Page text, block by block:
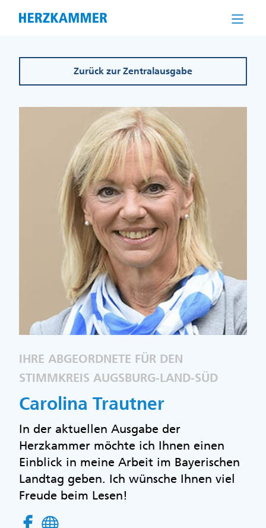
Zurück zur Zentralausgabe
IHRE ABGEORDNETE FÜR DEN
STIMMKREIS AUGSBURG-LAND-SÜD
Carolina Trautner
In der aktuellen Ausgabe der
Herzkammer möchte ich Ihnen einen
Einblick in meine Arbeit im Bayerischen
Landtag geben. Ich wünsche Ihnen viel
Freude beim Lesen!